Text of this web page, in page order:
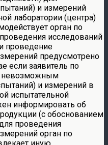
и измерений
лаборатории (центра)
орган по
исследований
проведение
предусмотрено
если заявитель по
невозможным
и измерений в
испытательной
информировать об
(с обоснованием
проведения
орган по